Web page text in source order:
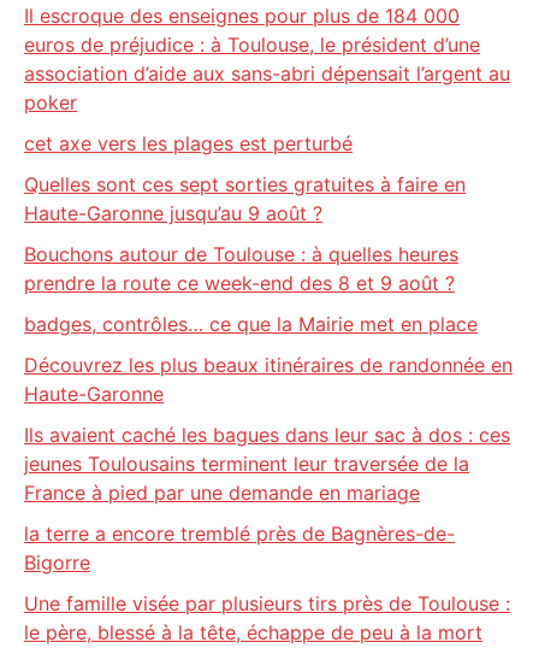
Il escroque des enseignes pour plus de 184 000
euros de préjudice : à Toulouse, le président d’une
association d’aide aux sans-abri dépensait l’argent au
poker
cet axe vers les plages est perturbé
Quelles sont ces sept sorties gratuites à faire en
Haute-Garonne jusqu’au 9 août ?
Bouchons autour de Toulouse : à quelles heures
prendre la route ce week-end des 8 et 9 août ?
badges, contrôles… ce que la Mairie met en place
Découvrez les plus beaux itinéraires de randonnée en
Haute-Garonne
Ils avaient caché les bagues dans leur sac à dos : ces
jeunes Toulousains terminent leur traversée de la
France à pied par une demande en mariage
la terre a encore tremblé près de Bagnères-de-
Bigorre
Une famille visée par plusieurs tirs près de Toulouse :
le père, blessé à la tête, échappe de peu à la mort